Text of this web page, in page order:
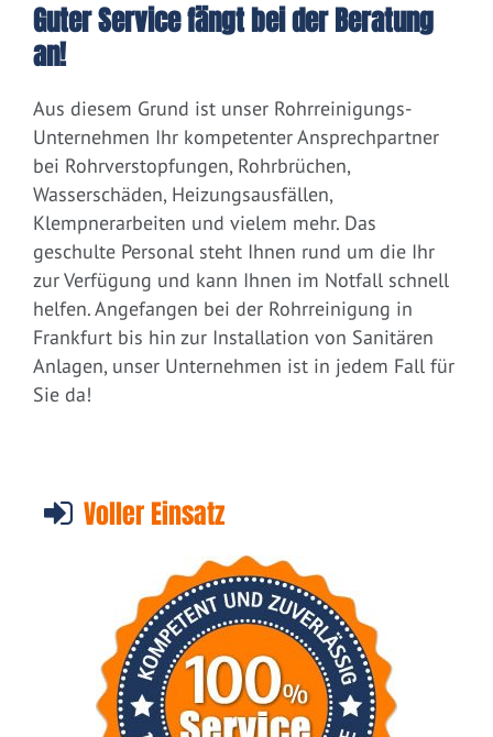
Guter Service fängt bei der Beratung
an!
Aus diesem Grund ist unser Rohrreinigungs-
Unternehmen Ihr kompetenter Ansprechpartner
bei Rohrverstopfungen, Rohrbrüchen,
Wasserschäden, Heizungsausfällen,
Klempnerarbeiten und vielem mehr. Das
geschulte Personal steht Ihnen rund um die Ihr
zur Verfügung und kann Ihnen im Notfall schnell
helfen. Angefangen bei der Rohrreinigung in
Frankfurt bis hin zur Installation von Sanitären
Anlagen, unser Unternehmen ist in jedem Fall für
Sie da!
Voller Einsatz